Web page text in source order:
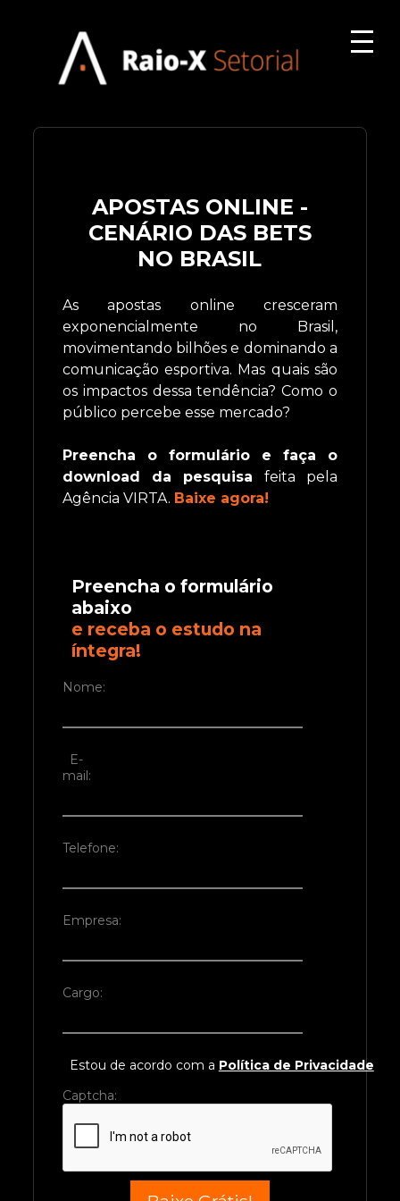
APOSTAS ONLINE -
CENÁRIO DAS BETS
NO BRASIL
As apostas online cresceram
exponencialmente no Brasil,
movimentando bilhões e dominando a
comunicação esportiva. Mas quais são
os impactos dessa tendência? Como o
público percebe esse mercado?
Preencha o formulário e faça o
download da pesquisa feita pela
Agência VIRTA. Baixe agora!
Preencha o formulário
abaixo
e receba o estudo na
íntegra!
Nome:
E-
mail:
Telefone:
Empresa:
Cargo:
Estou de acordo com a Política de Privacidade
Captcha: